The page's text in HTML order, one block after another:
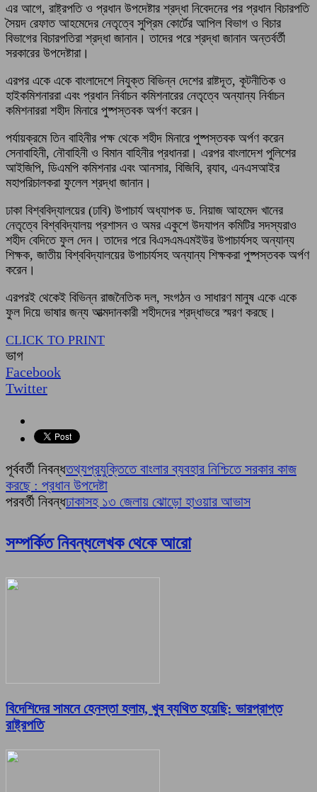
এর আগে, রাষ্ট্রপতি ও প্রধান উপদেষ্টার শ্রদ্ধা নিবেদনের পর প্রধান বিচারপতি
সৈয়দ রেফাত আহমেদের নেতৃত্বে সুপ্রিম কোর্টের আপিল বিভাগ ও বিচার
বিভাগের বিচারপতিরা শ্রদ্ধা জানান। তাদের পরে শ্রদ্ধা জানান অন্তর্বর্তী
সরকারের উপদেষ্টারা।
এরপর একে একে বাংলাদেশে নিযুক্ত বিভিন্ন দেশের রাষ্টদূত, কূটনীতিক ও
হাইকমিশনাররা এবং প্রধান নির্বাচন কমিশনারের নেতৃত্বে অন্যান্য নির্বাচন
কমিশনাররা শহীদ মিনারে পুষ্পস্তবক অর্পণ করেন।
পর্যায়ক্রমে তিন বাহিনীর পক্ষ থেকে শহীদ মিনারে পুষ্পস্তবক অর্পণ করেন
সেনাবাহিনী, নৌবাহিনী ও বিমান বাহিনীর প্রধানরা। এরপর বাংলাদেশ পুলিশের
আইজিপি, ডিএমপি কমিশনার এবং আনসার, বিজিবি, র‍্যাব, এনএসআইর
মহাপরিচালকরা ফুলেল শ্রদ্ধা জানান।
ঢাকা বিশ্ববিদ্যালয়ের (ঢাবি) উপাচার্য অধ্যাপক ড. নিয়াজ আহমেদ খানের
নেতৃত্বে বিশ্ববিদ্যালয় প্রশাসন ও অমর একুশে উদযাপন কমিটির সদস্যরাও
শহীদ বেদিতে ফুল দেন। তাদের পরে বিএসএমএমইউর উপাচার্যসহ অন্যান্য
শিক্ষক, জাতীয় বিশ্ববিদ্যালয়ের উপাচার্যসহ অন্যান্য শিক্ষকরা পুষ্পস্তবক অর্পণ
করেন।
এরপরই থেকেই বিভিন্ন রাজনৈতিক দল, সংগঠন ও সাধারণ মানুষ একে একে
ফুল দিয়ে ভাষার জন্য আত্মদানকারী শহীদদের শ্রদ্ধাভরে স্মরণ করছে।
CLICK TO PRINT
ভাগ
Facebook
Twitter
পূর্ববর্তী নিবন্ধতথ্যপ্রযুক্তিতে বাংলার ব্যবহার নিশ্চিতে সরকার কাজ
করছে : প্রধান উপদেষ্টা
পরবর্তী নিবন্ধঢাকাসহ ১৩ জেলায় ঝোড়ো হাওয়ার আভাস
সম্পর্কিত নিবন্ধলেখক থেকে আরো
বিদেশিদের সামনে হেনস্তা হলাম, খুব ব্যথিত হয়েছি: ভারপ্রাপ্ত
রাষ্ট্রপতি